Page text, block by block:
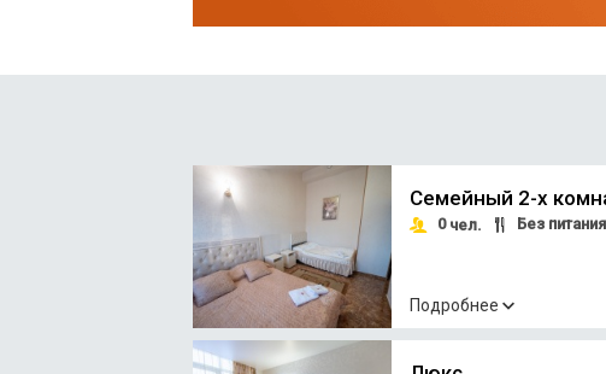
Семейный 2-х
0чел. Без питания
Подробнее